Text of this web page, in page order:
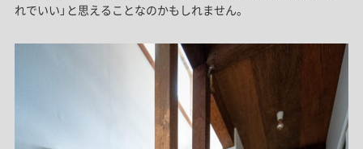
れでいい」と思えることなのかもしれません。